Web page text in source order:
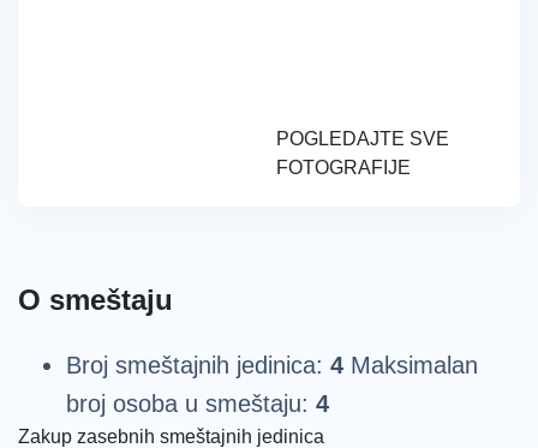
POGLEDAJTE SVE
FOTOGRAFIJE
O smeštaju
Broj smeštajnih jedinica: 4 Maksimalan
broj osoba u smeštaju: 4
Zakup zasebnih smeštajnih jedinica